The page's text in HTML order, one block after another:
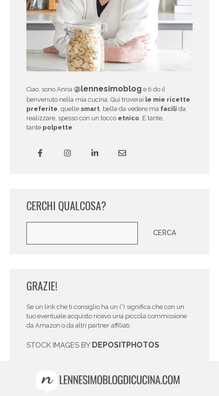
Ciao, sono Anna @lennesimoblog e ti do il
benvenuto nella mia cucina. Qui troverai le mie ricette
preferite, quelle smart, belle da vedere ma facili da
realizzare, spesso con un tocco etnico. E tante,
tante polpette.
CERCHI QUALCOSA?
CERCA
GRAZIE!
Se un link che ti consiglio ha un (*) significa che con un
tuo eventuale acquisto ricevo una piccola commissione
da Amazon o da altri partner affiliati.
STOCK IMAGES BY DEPOSITPHOTOS